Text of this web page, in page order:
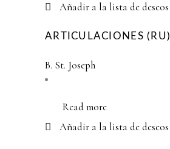
Añadir a la lista de deseos
ARTICULACIONES (RU)
B. St. Joseph
Read more
Añadir a la lista de deseos